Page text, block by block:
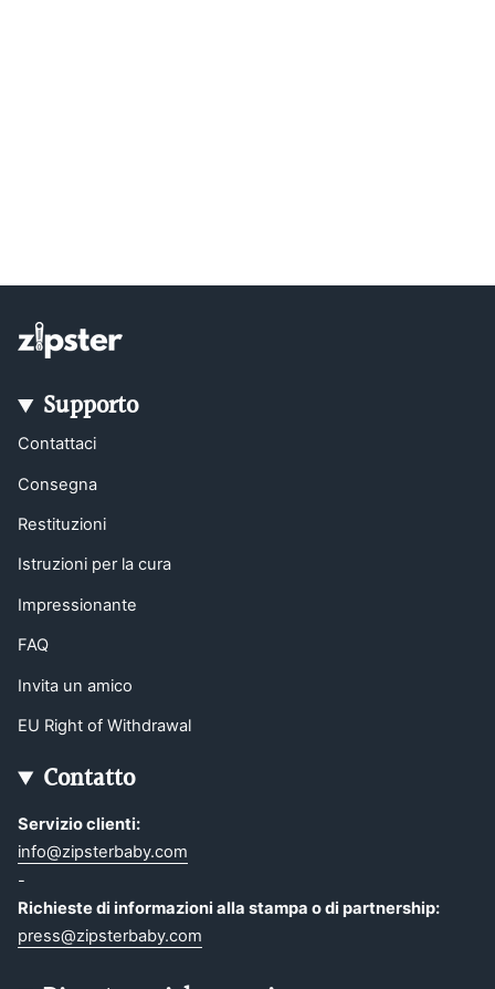
Supporto
Contattaci
Consegna
Restituzioni
Istruzioni per la cura
Impressionante
FAQ
Invita un amico
EU Right of Withdrawal
Contatto
Servizio clienti:
info@zipsterbaby.com
-
Richieste di informazioni alla stampa o di partnership:
press@zipsterbaby.com